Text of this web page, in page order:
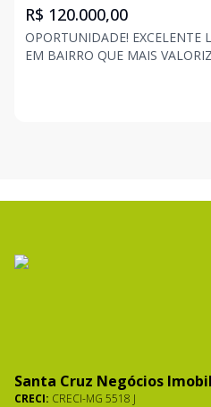
R$ 120.000,00
OPORTUNIDADE! EXCELENTE LOTE LOCALIZADO
EM BAIRRO QUE MAIS
Santa Cruz Negócios
CRECI: CRECI-MG 5518 J